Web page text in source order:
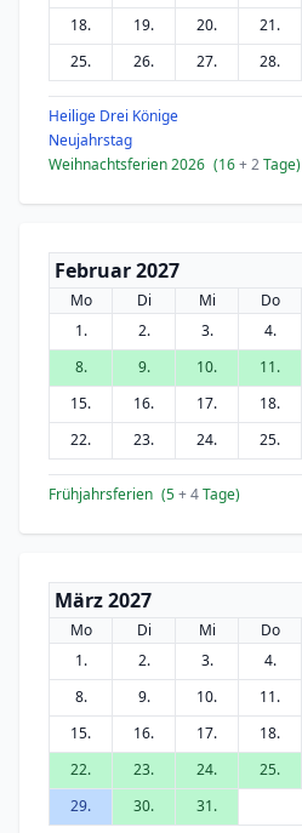
18.
19. 20. 21.
25.
26. 27. 28.
Heilige Drei Könige
Neujahrstag
Weihnachtsferien 2026 (16+ 2Tage)
Februar 2027
Mo Di Mi Do
1.
2. 3. 4.
8.
9. 10. 11.
15.
16. 17. 18.
22.
23. 24. 25.
Frühjahrsferien (5+ 4Tage)
März 2027
Mo Di Mi Do
1.
2. 3. 4.
8.
9. 10. 11.
15.
16. 17. 18.
22.
23. 24. 25.
29.
30. 31.